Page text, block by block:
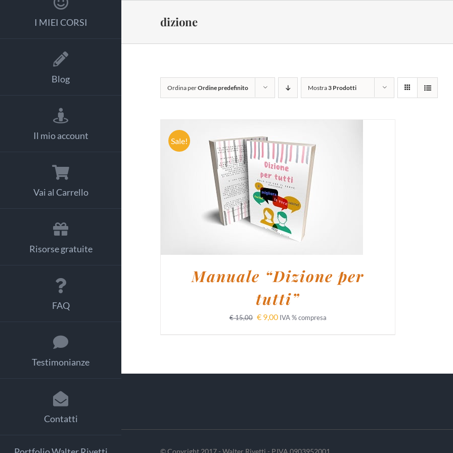
I MIEI CORSI
Blog
Il mio account
Vai al Carrello
Risorse gratuite
FAQ
Testimonianze
Contatti
dizione
Ordina perOrdine predefinito Mostra3 Prodotti
Sale!
AGGIUNGI AL CARRELLO / DETTAGLI
Manuale “Dizione per
tutti”
€15,00 €9,00 IVA % compresa